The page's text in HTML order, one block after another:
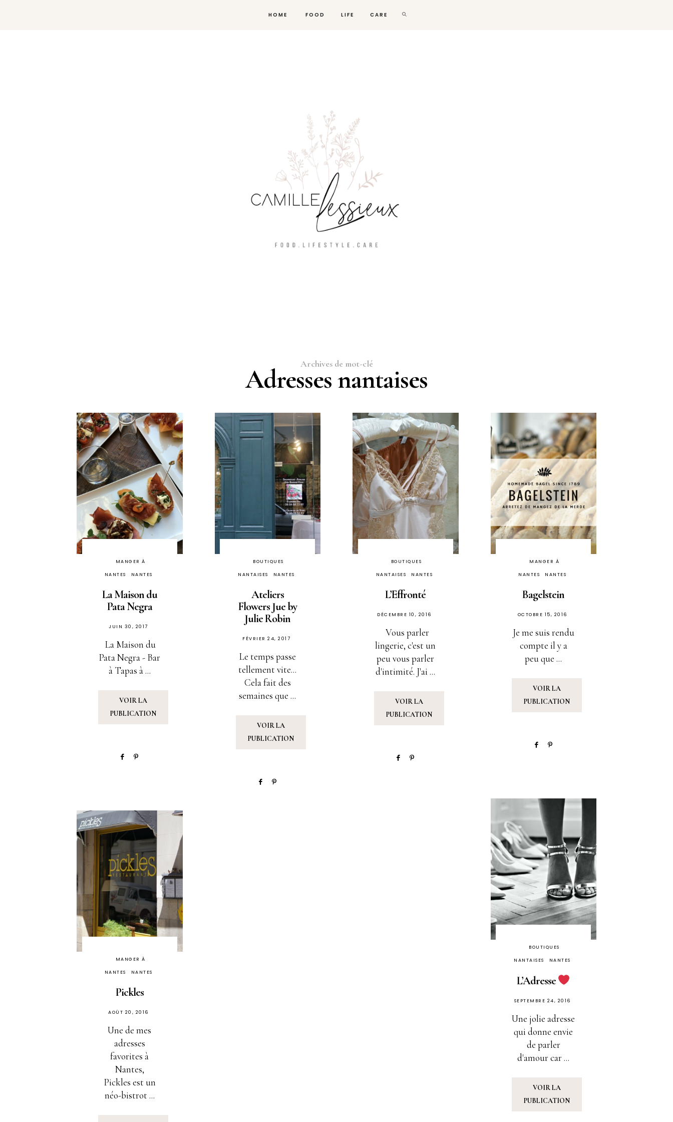
HOME FOOD LIFE CARE
Archives de mot-clé
Adresses nantaises
MANGER À
NANTES NANTES
La Maison du
Pata Negra
PUBLIÉ
JUIN 30, 2017
La Maison du
Pata Negra - Bar
à Tapas à ...
VOIR LA
PUBLICATION
BOUTIQUES
NANTAISES NANTES
Ateliers
Flowers Jue by
Julie Robin
PUBLIÉ
FÉVRIER 24, 2017
Le temps passe
tellement vite...
Cela fait des
semaines que ...
VOIR LA
PUBLICATION
BOUTIQUES
NANTAISES NANTES
L’Effronté
PUBLIÉ
DÉCEMBRE 10, 2016
Vous parler
lingerie, c'est un
peu vous parler
d'intimité. J'ai ...
VOIR LA
PUBLICATION
MANGER À
NANTES NANTES
Bagelstein
PUBLIÉ
OCTOBRE 15, 2016
Je me suis rendu
compte il y a
peu que ...
VOIR LA
PUBLICATION
BOUTIQUES
NANTAISES NANTES
L’Adresse
PUBLIÉ
SEPTEMBRE 24, 2016
Une jolie adresse
qui donne envie
de parler
d'amour car ...
VOIR LA
PUBLICATION
MANGER À
NANTES NANTES
Pickles
PUBLIÉ
AOÛT 20, 2016
Une de mes
adresses
favorites à
Nantes,
Pickles est un
néo-bistrot ...